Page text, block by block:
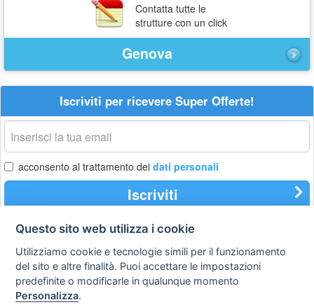
Contatta tutte le
strutture con un click
Genova
Iscriviti per ricevere Super Offerte!
La
tua
email
acconsento al trattamento dei dati personali
Iscriviti
Privacy
policy
Avviso
legale
Scrivici
Questo sito web utilizza i cookie
Utilizziamo cookie e tecnologie simili per il funzionamento
del sito e altre finalità. Puoi accettare le impostazioni
predefinite o modificarle in qualunque momento
Personalizza.